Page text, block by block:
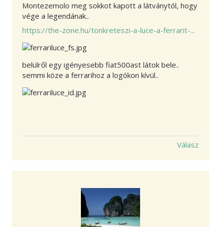
Montezemolo meg sokkot kapott a látványtól, hogy
vége a legendának..
https://the-zone.hu/tonkreteszi-a-luce-a-ferrarit-...
belülről egy igényesebb fiat500ast látok bele..
semmi köze a ferrarihoz a logókon kívül..
Válasz